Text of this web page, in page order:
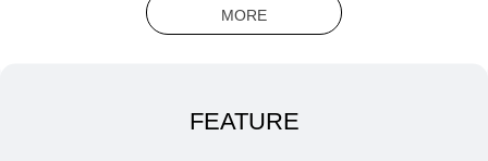
MORE
FEATURE